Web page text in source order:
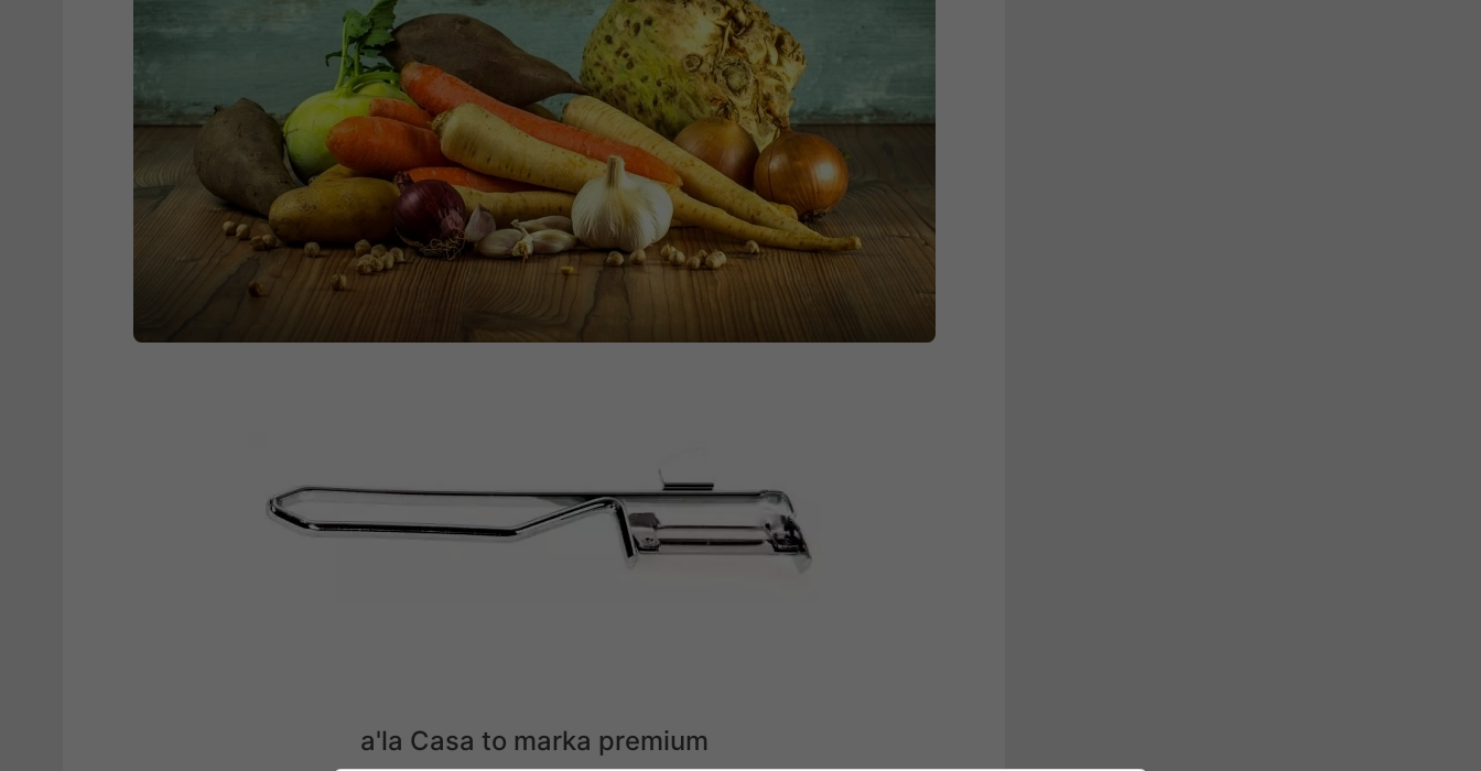
a'la Casa to marka premium